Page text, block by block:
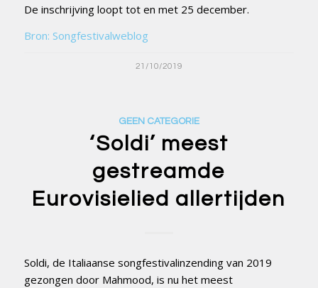
De inschrijving loopt tot en met 25 december.
Bron: Songfestivalweblog
21/10/2019
GEEN CATEGORIE
‘Soldi’ meest
gestreamde
Eurovisielied allertijden
Soldi, de Italiaanse songfestivalinzending van 2019
gezongen door Mahmood, is nu het meest